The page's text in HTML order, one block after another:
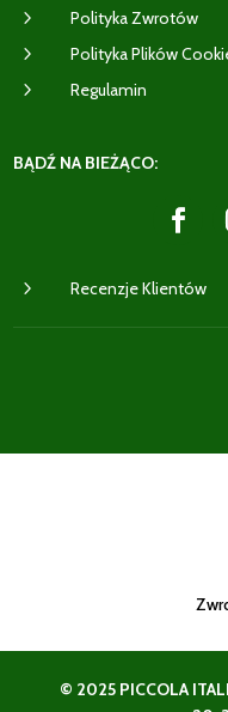
5 Polityka Zwrotów
5 Polityka Plików
5 Regulamin
BĄDŹ NA BIEŻĄCO:
5 Recenzje Klientów
© 2025 PICCOLA